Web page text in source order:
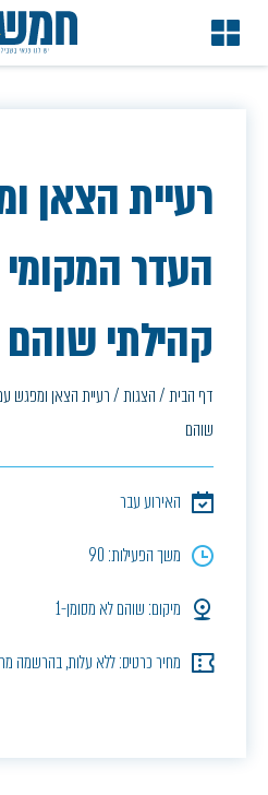
רעיית הצאן
העדר המקומי
קהילתי שוהם
דף הבית/הצגות/רעיית הצאן ומפגש
שוהם
האירוע עבר
משך הפעילות: 90
מיקום: שוהם לא מסומן-1
מחיר כרטיס: ללא עלות, בהרשמה